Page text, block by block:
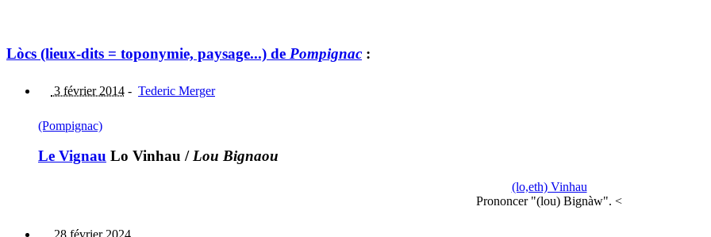
Lòcs (lieux-dits = toponymie, paysage...) de Pompignac :
3 février 2014 - Tederic Merger
(Pompignac)
Le Vignau Lo Vinhau /Lou Bignaou
(lo,eth) Vinhau
Prononcer "(lou) Bignàw". <
28 février 2024